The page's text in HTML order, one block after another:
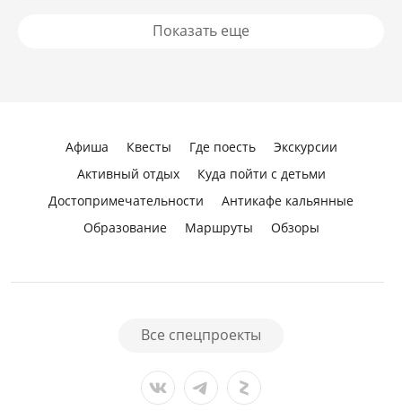
Показать еще
Афиша Квесты Где поесть
Экскурсии
Активный отдых
Куда пойти с детьми
Достопримечательности
Антикафе кальянные
Образование
Маршруты Обзоры
Все спецпроекты